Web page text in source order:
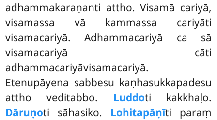
adhammakaraṇanti attho. Visamā cariyā,
visamassa vā kammassa cariyāti
visamacariyā. Adhammacariyā ca sā
visamacariyā cāti
adhammacariyāvisamacariyā.
Etenupāyena sabbesu kaṇhasukkapadesu
attho veditabbo. Luddoti kakkhaḷo.
Dāruṇoti sāhasiko. Lohitapāṇīti paraṃ